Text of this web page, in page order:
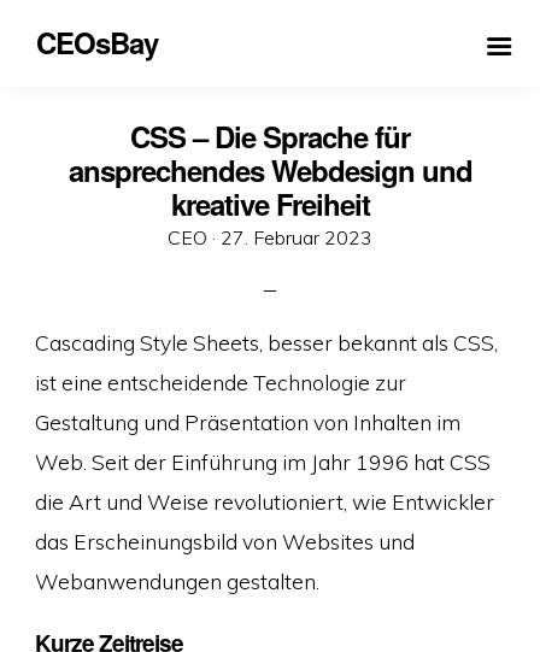
CEOsBay
CSS – Die Sprache für
ansprechendes Webdesign und
kreative Freiheit
CEO · Veröffentlicht
27. Februar 2023
Cascading Style Sheets, besser bekannt als CSS,
ist eine entscheidende Technologie zur
Gestaltung und Präsentation von Inhalten im
Web. Seit der Einführung im Jahr 1996 hat CSS
die Art und Weise revolutioniert, wie Entwickler
das Erscheinungsbild von Websites und
Webanwendungen gestalten.
Kurze Zeitreise